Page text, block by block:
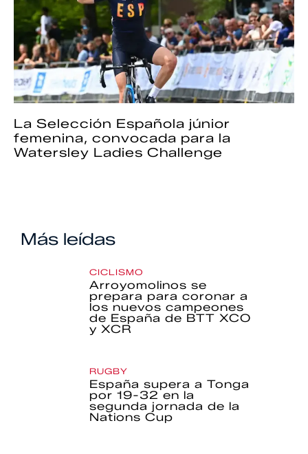
La Selección Española júnior
femenina, convocada para la
Watersley Ladies Challenge
Más leídas
CICLISMO
Arroyomolinos se
prepara para coronar a
los nuevos campeones
de España de BTT XCO
y XCR
RUGBY
España supera a Tonga
por 19-32 en la
segunda jornada de la
Nations Cup